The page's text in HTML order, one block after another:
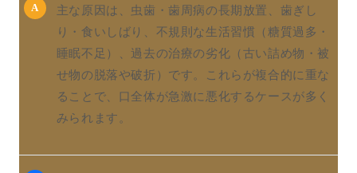
A
主な原因は、虫歯・歯周病の長期放置、歯ぎし
り・食いしばり、不規則な生活習慣（糖質過多・
睡眠不足）、過去の治療の劣化（古い詰め物・被
せ物の脱落や破折）です。これらが複合的に重な
ることで、口全体が急激に悪化するケースが多く
みられます。